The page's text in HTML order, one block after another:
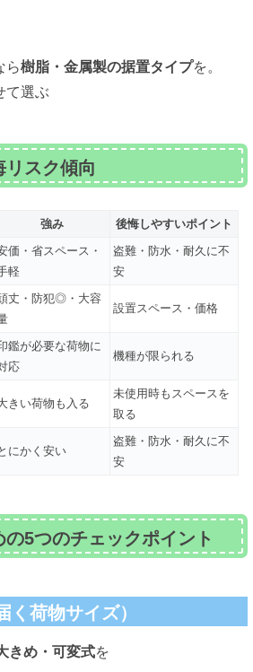
ら樹脂・金属製の据置タイプを。
て選ぶ
リスク傾向
強み
後悔しやすいポイント
価・省スペース・
軽
盗難・防水・耐久に不
安
丈・防犯◎・大容
設置スペース・価格
鑑が必要な荷物に
応
機種が限られる
きい荷物も入る
未使用時もスペースを
取る
にかく安い
盗難・防水・耐久に不
安
5つのチェックポイント
く荷物サイズ）
きめ・可変式を